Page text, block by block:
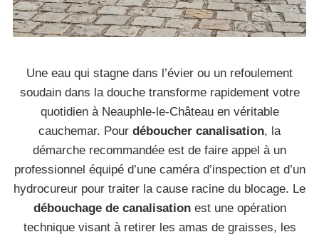
Une eau qui stagne dans l’évier ou un refoulement
soudain dans la douche transforme rapidement votre
quotidien à Neauphle-le-Château en véritable
cauchemar. Pour déboucher canalisation, la
démarche recommandée est de faire appel à un
professionnel équipé d’une caméra d’inspection et d’un
hydrocureur pour traiter la cause racine du blocage. Le
débouchage de canalisationest une opération
technique visant à retirer les amas de graisses, les